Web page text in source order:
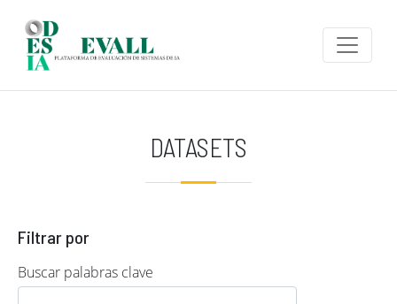
DATASETS
Filtrar por
Buscar palabras clave